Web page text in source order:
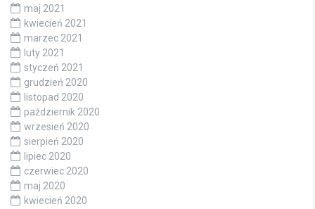
maj 2021
kwiecień 2021
marzec 2021
luty 2021
styczeń 2021
grudzień 2020
listopad 2020
październik 2020
wrzesień 2020
sierpień 2020
lipiec 2020
czerwiec 2020
maj 2020
kwiecień 2020